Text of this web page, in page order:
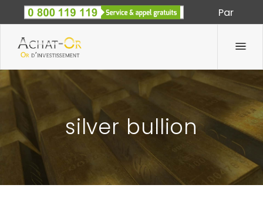
Par
Spécialiste des métaux précieux depuis 1933
silver bullion